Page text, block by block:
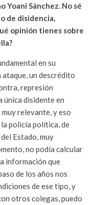
Yoani Sánchez. No sé
de disidencia,
opinión tienes sobre
en su
ataque, un descrédito
represión
única disidente en
relevante, y eso
policía política, de
Estado, muy
no podía calcular
información que
de los años nos
de ese tipo, y
otros colegas, puedo